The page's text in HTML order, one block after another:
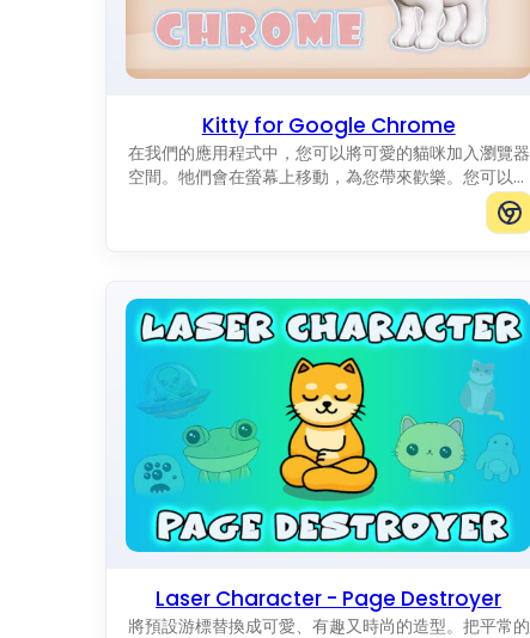
Kitty for Google Chrome
在我們的應用程式中，您可以將可愛的貓咪加入瀏覽器
空間。牠們會在螢幕上移動，為您帶來歡樂。您可以加
Laser Character - Page Destroyer
將預設游標替換成可愛、有趣又時尚的造型。把平常的